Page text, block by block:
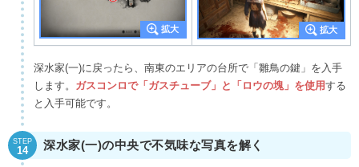
深水家(一)に戻ったら、南東のエリアの台所で「雛鳥の鍵」を入手
します。 ガスコンロで「ガスチューブ」と「ロウの塊」を使用する
と入手可能です。
STEP
14 深水家(一)の中央で不気味な写真を解く